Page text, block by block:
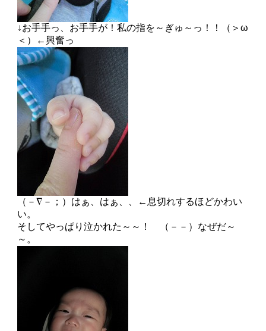
↓お手手っ、お手手が！私の指を～ぎゅ～っ！！（＞ω
＜）←興奮っ
（－∇－；）はぁ、はぁ、、←息切れするほどかわい
い。
そしてやっぱり泣かれた～～！ （－－）なぜだ～
～。